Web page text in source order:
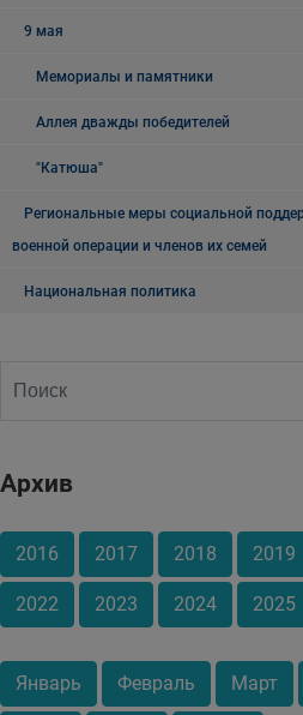
9 мая
Мемориалы и памятники
Аллея дважды победителей
"Катюша"
Региональные меры социальной
военной операции и членов их семей
Национальная политика
Архив
2016 2017 2018 2019
2022 2023 2024 2025
Январь Февраль Март